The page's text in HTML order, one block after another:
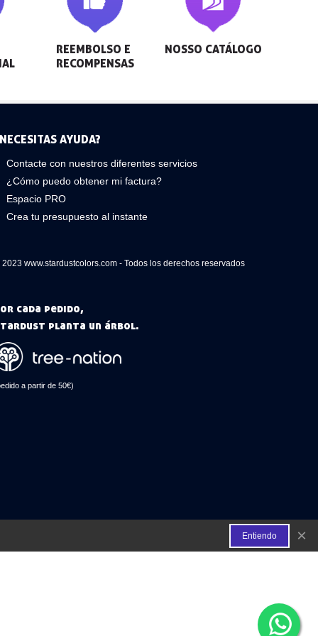
REEMBOLSO E
RECOMPENSAS
NOSSO CATÁLOGO
AYUDA?
Contacte con nuestros diferentes servicios
¿Cómo puedo obtener mi factura?
Espacio PRO
Crea tu presupuesto al instante
www.stardustcolors.com - Todos los derechos reservados
cada pedido,
planta un árbol.
a partir de 50€)
Entiendo ×